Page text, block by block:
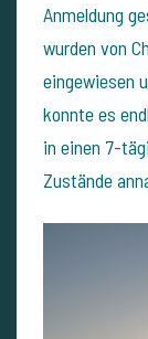
Anmeldung
wurden von
eingewiesen
konnte es
in einen 7-
Zustände